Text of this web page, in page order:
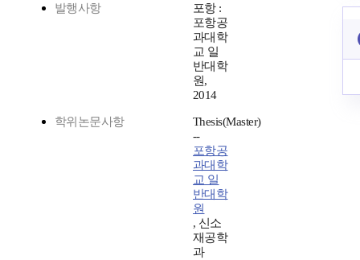
발행사항
포항 :
포항공
과대학
교 일
반대학
원,
2014
학위논문사항
Thesis(Master)
--
포항공
과대학
교 일
반대학
원
, 신소
재공학
과